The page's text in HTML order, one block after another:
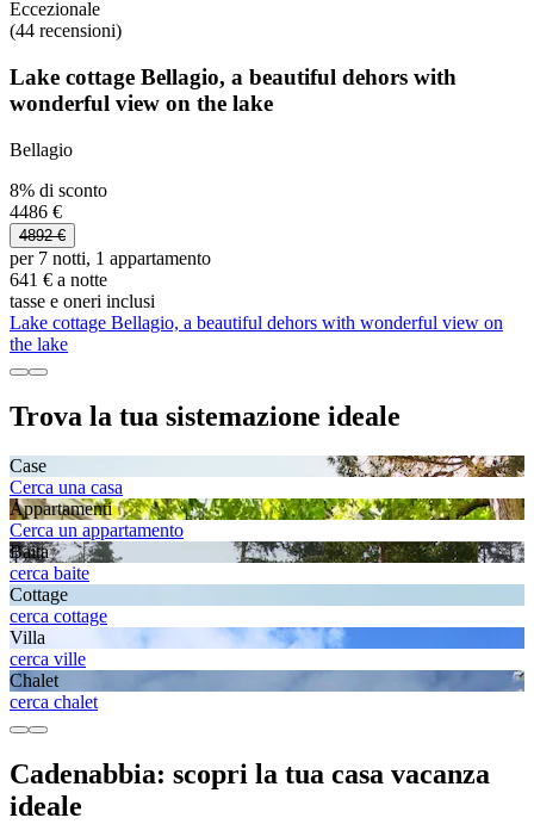
Eccezionale
(44 recensioni)
Lake cottage Bellagio, a beautiful dehors with
wonderful view on the lake
Bellagio
8% di sconto
4486 €
4892 €
per 7 notti, 1 appartamento
641 € a notte
tasse e oneri inclusi
Lake cottage Bellagio, a beautiful dehors with wonderful view on
the lake
Trova la tua sistemazione ideale
Case
Cerca una casa
Appartamenti
Cerca un appartamento
Baita
cerca baite
Cottage
cerca cottage
Villa
cerca ville
Chalet
cerca chalet
Cadenabbia: scopri la tua casa vacanza
ideale